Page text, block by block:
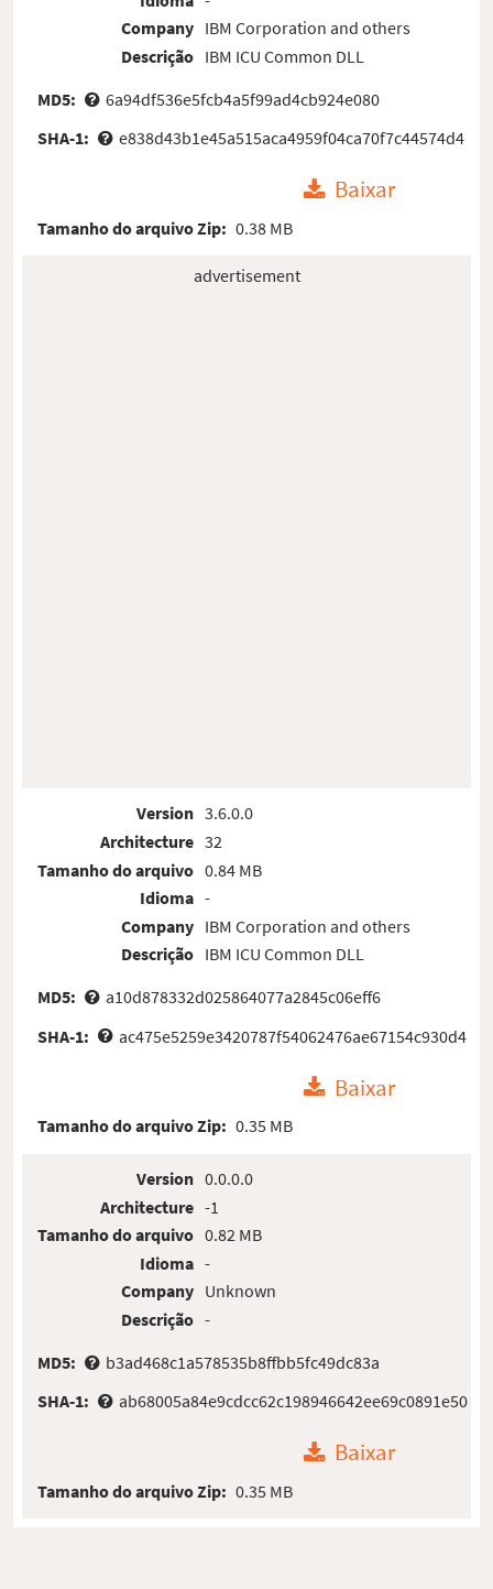
Company
Descrição
IBM Corporation and others
IBM ICU Common DLL
MD5:
6a94df536e5fcb4a5f99ad4cb924e080
SHA-1:
e838d43b1e45a515aca4959f04ca70f7c44574d4
Baixar
Tamanho do arquivo Zip: 0.38 MB
advertisement
Version
Architecture
Tamanho do arquivo
Idioma
Company
Descrição
3.6.0.0
32
0.84 MB
-
IBM Corporation and others
IBM ICU Common DLL
MD5:
a10d878332d025864077a2845c06eff6
SHA-1:
ac475e5259e3420787f54062476ae67154c930d4
Baixar
Tamanho do arquivo Zip: 0.35 MB
Version
Architecture
Tamanho do arquivo
Idioma
Company
Descrição
0.0.0.0
-1
0.82 MB
-
Unknown
-
MD5:
b3ad468c1a578535b8ffbb5fc49dc83a
SHA-1:
ab68005a84e9cdcc62c198946642ee69c0891e50
Baixar
Tamanho do arquivo Zip: 0.35 MB